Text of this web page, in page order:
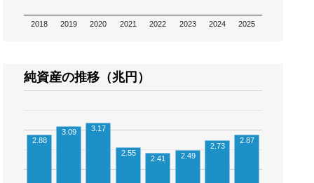
2018 2019 2020 2021 2022 2023 2024 2025
純資産の推移（兆円）
2.88
3.09 3.17
2.55
2.41 2.49
2.73
2.87